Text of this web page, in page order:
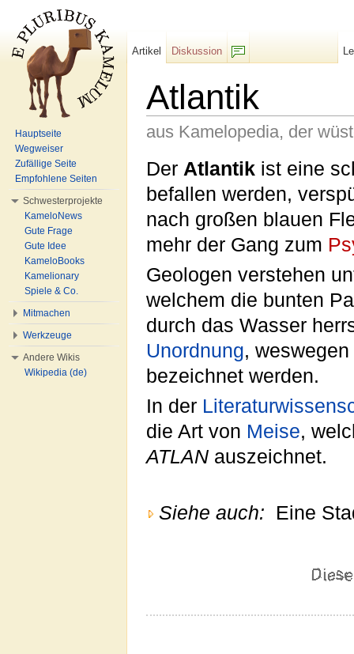
Atlantik
aus Kamelopedia, der
Der Atlantik ist eine
befallen werden,
nach großen blauen
mehr der Gang zum
Geologen verstehen
welchem die bunten
durch das Wasser
Unordnung,
bezeichnet werden.
In der
die Art von Meise,
ATLAN auszeichnet.
Siehe auch: Eine
Artikel
Diskussion
Hauptseite
Wegweiser
Zufällige Seite
Empfohlene Seiten
Schwesterprojekte
KameloNews
Gute Frage
Gute Idee
KameloBooks
Kamelionary
Spiele & Co.
Mitmachen
Werkzeuge
Andere Wikis
Wikipedia (de)